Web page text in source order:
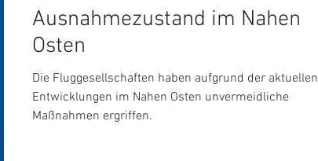
Ausnahmezustand im Nahen
Osten
Die Fluggesellschaften haben aufgrund der aktuellen
Entwicklungen im Nahen Osten unvermeidliche
Maßnahmen ergriffen.